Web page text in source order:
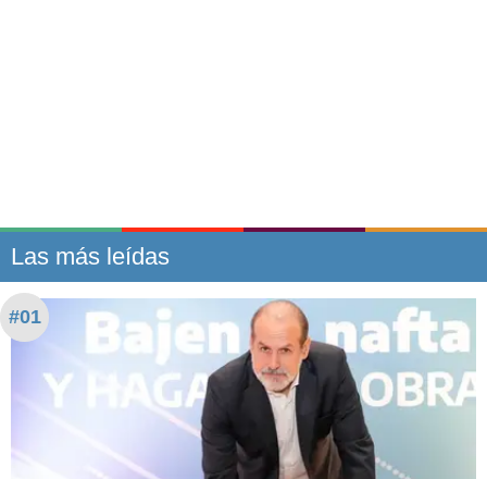
Las más leídas
#01